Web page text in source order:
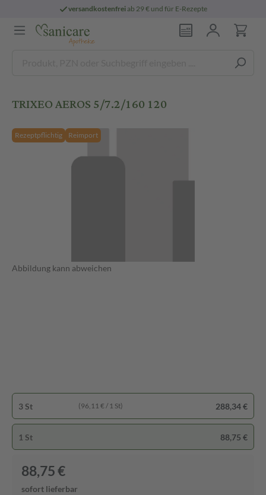
versandkostenfreiab 29 € und für E-Rezepte
TRIXEO AEROS 5/7.2/160 120
Rezeptpflichtig Reimport
Abbildung kann abweichen
3 St (96,11 € / 1 St) 288,34 €
1 St 88,75 €
88,75 €
sofort lieferbar